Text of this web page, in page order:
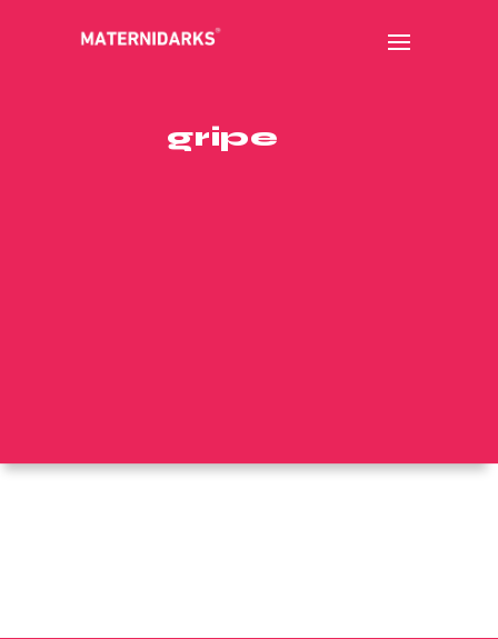
gripe